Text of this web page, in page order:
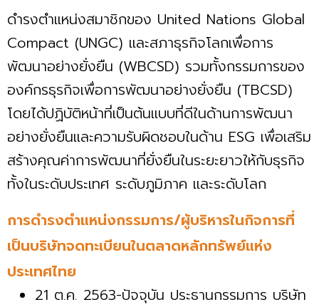
ดำรงตำแหน่งสมาชิกของ United Nations Global
Compact (UNGC) และสภาธุรกิจโลกเพื่อการ
พัฒนาอย่างยั่งยืน (WBCSD) รวมทั้งกรรมการของ
องค์กรธุรกิจเพื่อการพัฒนาอย่างยั่งยืน (TBCSD)
โดยได้ปฏิบัติหน้าที่เป็นต้นแบบที่ดีในด้านการพัฒนา
อย่างยั่งยืนและความรับผิดชอบในด้าน ESG เพื่อเสริม
สร้างคุณค่าการพัฒนาที่ยั่งยืนในระยะยาวให้กับธุรกิจ
ทั้งในระดับประเทศ ระดับภูมิภาค และระดับโลก
การดำรงตำแหน่งกรรมการ/ผู้บริหารในกิจการที่
เป็นบริษัทจดทะเบียนในตลาดหลักทรัพย์แห่ง
ประเทศไทย
21 ต.ค. 2563-ปัจจุบัน ประธานกรรมการ บริษัท